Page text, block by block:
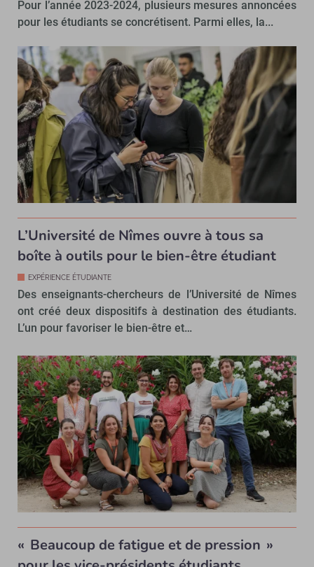
Pour l’année 2023-2024, plusieurs mesures annoncées
pour les étudiants se concrétisent. Parmi elles, la...
L’Université de Nîmes ouvre à tous sa
boîte à outils pour le bien-être étudiant
EXPÉRIENCE ÉTUDIANTE
Des enseignants-chercheurs de l’Université de Nîmes
ont créé deux dispositifs à destination des étudiants.
L’un pour favoriser le bien-être et…
« Beaucoup de fatigue et de pression »